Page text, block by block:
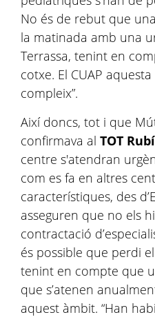
No és de rebut que
la matinada amb una
Terrassa, tenint en
cotxe. El CUAP
compleix”.
Així doncs, tot i que
confirmava al TOT Rubí
centre s'atendran
com es fa en altres
característiques, des
asseguren que no els
contractació
és possible que perdi
tenint en compte que
que s’atenen
aquest àmbit. “Han